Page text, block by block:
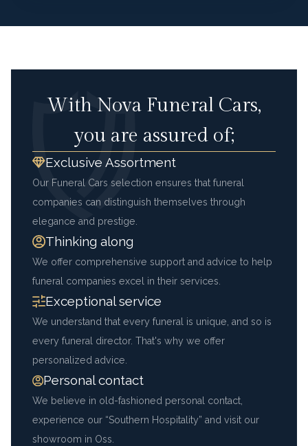
With Nova Funeral Cars,
you are assured of;
Exclusive Assortment
Our Funeral Cars selection ensures that funeral
companies can distinguish themselves through
elegance and prestige.
Thinking along
We offer comprehensive support and advice to help
funeral companies excel in their services.
Exceptional service
We understand that every funeral is unique, and so is
every funeral director. That's why we offer
personalized advice.
Personal contact
We believe in old-fashioned personal contact,
experience our “Southern Hospitality” and visit our
showroom in Oss.